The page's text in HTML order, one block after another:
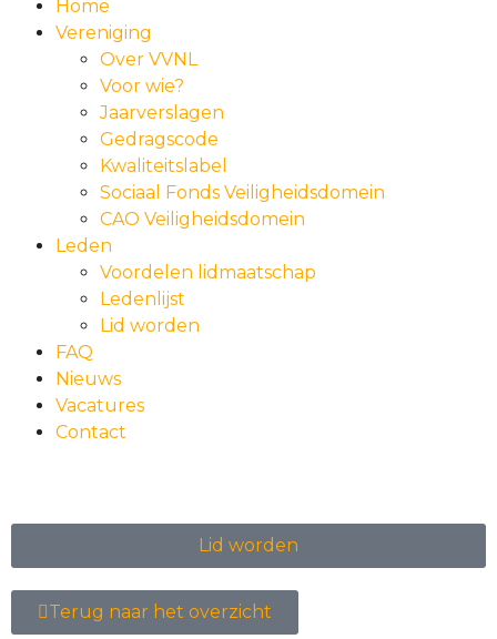
Home
Vereniging
Over VVNL
Voor wie?
Jaarverslagen
Gedragscode
Kwaliteitslabel
Sociaal Fonds Veiligheidsdomein
CAO Veiligheidsdomein
Leden
Voordelen lidmaatschap
Ledenlijst
Lid worden
FAQ
Nieuws
Vacatures
Contact
Lid worden
Terug naar het overzicht